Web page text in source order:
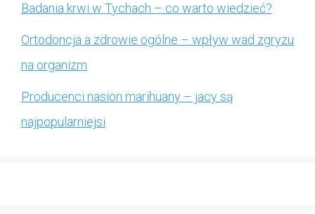
Badania krwi w Tychach – co warto wiedzieć?
Ortodoncja a zdrowie ogólne – wpływ wad zgryzu
na organizm
Producenci nasion marihuany – jacy są
najpopularniejsi